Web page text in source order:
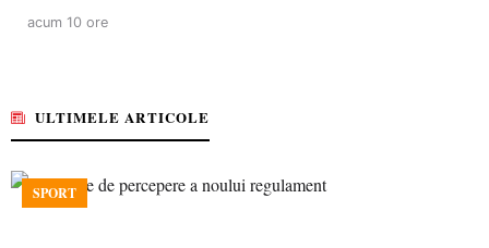
acum 10 ore
ULTIMELE ARTICOLE
SPORT